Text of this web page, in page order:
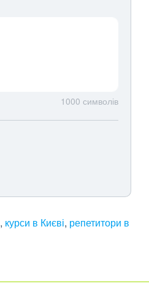
1000 символів
, курси в Києві, репетитори в